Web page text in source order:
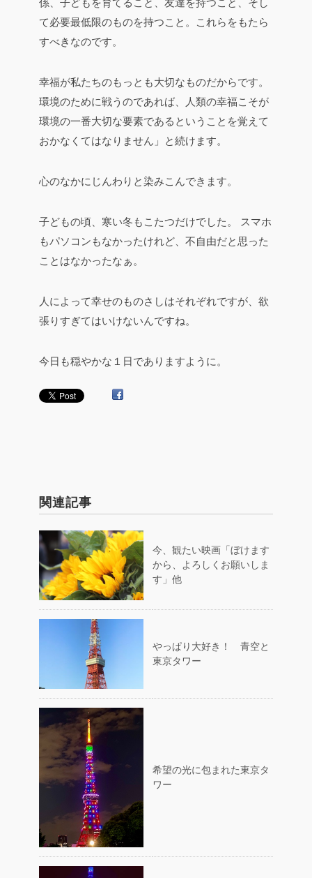
係、子どもを育てること、友達を持つこと、そし
て必要最低限のものを持つこと。これらをもたら
すべきなのです。
幸福が私たちのもっとも大切なものだからです。
環境のために戦うのであれば、人類の幸福こそが
環境の一番大切な要素であるということを覚えて
おかなくてはなりません」と続けます。
心のなかにじんわりと染みこんできます。
子どもの頃、寒い冬もこたつだけでした。
スマホ
もパソコンもなかったけれど、不自由だと思った
ことはなかったなぁ。
人によって幸せのものさしはそれぞれですが、欲
張りすぎてはいけないんですね。
今日も穏やかな１日でありますように。
関連記事
今、観たい映画「ぼけます
から、よろしくお願いしま
す」他
やっぱり大好き！ 青空と
東京タワー
希望の光に包まれた東京タ
ワー